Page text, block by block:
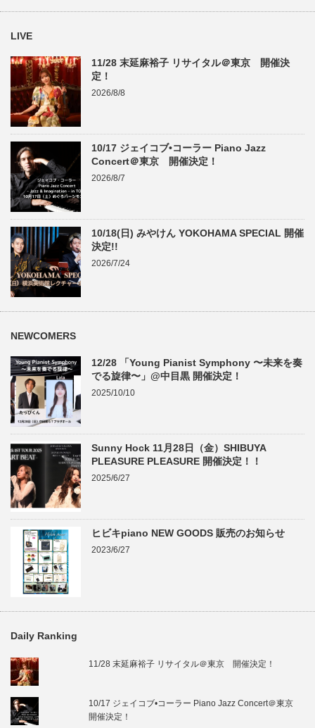
LIVE
11/28 末延麻裕子 リサイタル＠東京 開催決
定！
2026/8/8
10/17 ジェイコブ•コーラー Piano Jazz
Concert＠東京 開催決定！
2026/8/7
10/18(日) みやけん YOKOHAMA SPECIAL 開催
決定!!
2026/7/24
NEWCOMERS
12/28 「Young Pianist Symphony 〜未来を奏
でる旋律〜」@中目黒 開催決定！
2025/10/10
Sunny Hock 11月28日（金）SHIBUYA
PLEASURE PLEASURE 開催決定！！
2025/6/27
ヒビキpiano NEW GOODS 販売のお知らせ
2023/6/27
Daily Ranking
11/28 末延麻裕子 リサイタル＠東京 開催決定！
10/17 ジェイコブ•コーラー Piano Jazz Concert＠東京
開催決定！